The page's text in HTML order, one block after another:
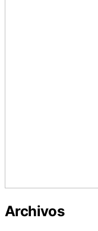
Archivos